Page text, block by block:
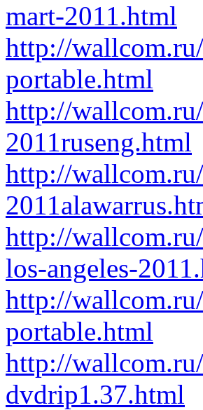
mart-2011.html
http://
portable.html
http://
2011ruseng.html
http://
http://
los-angeles-
http://
portable.html
http://
dvdrip1.37.html